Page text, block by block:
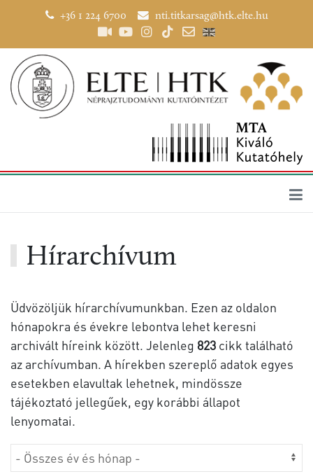
+36 1 224 6700 nti.titkarsag@htk.elte.hu
Hírarchívum
Üdvözöljük hírarchívumunkban. Ezen az oldalon
hónapokra és évekre lebontva lehet keresni
archivált híreink között. Jelenleg 823 cikk található
az archívumban. A hírekben szereplő adatok egyes
esetekben elavultak lehetnek, mindössze
tájékoztató jellegűek, egy korábbi állapot
lenyomatai.